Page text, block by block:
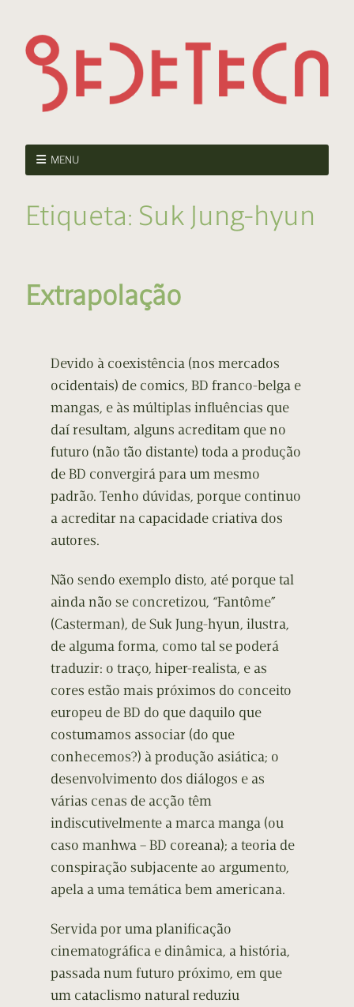
MENU
Etiqueta: Suk Jung-hyun
Extrapolação
Devido à coexistência (nos mercados
ocidentais) de comics, BD franco-belga e
mangas, e às múltiplas influências que
daí resultam, alguns acreditam que no
futuro (não tão distante) toda a produção
de BD convergirá para um mesmo
padrão. Tenho dúvidas, porque continuo
a acreditar na capacidade criativa dos
autores.
Não sendo exemplo disto, até porque tal
ainda não se concretizou, “Fantôme”
(Casterman), de Suk Jung-hyun, ilustra,
de alguma forma, como tal se poderá
traduzir: o traço, hiper-realista, e as
cores estão mais próximos do conceito
europeu de BD do que daquilo que
costumamos associar (do que
conhecemos?) à produção asiática; o
desenvolvimento dos diálogos e as
várias cenas de acção têm
indiscutivelmente a marca manga (ou
caso manhwa – BD coreana); a teoria de
conspiração subjacente ao argumento,
apela a uma temática bem americana.
Servida por uma planificação
cinematográfica e dinâmica, a história,
passada num futuro próximo, em que
um cataclismo natural reduziu